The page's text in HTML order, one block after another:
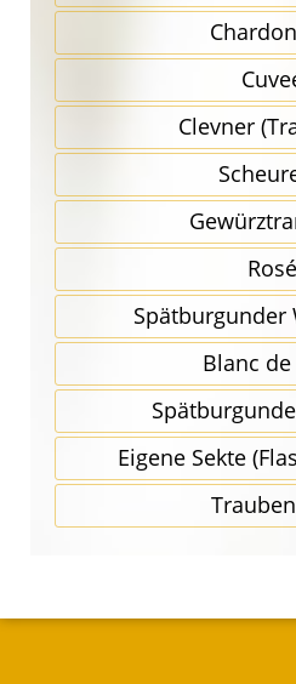
Clevner
Rosé
Spätbur­gunder
Blanc
Eigene Sekte